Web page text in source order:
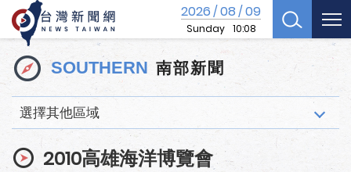
2026/08/09
Sunday 10:08
SOUTHERN 南部新聞
選擇其他區域
2010高雄海洋博覽會